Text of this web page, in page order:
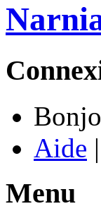
Aide |
Menu